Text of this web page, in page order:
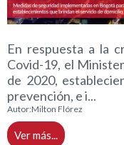
En respuesta a la
Covid-19, el
de 2020,
prevención, e i...
Autor:Milton Flórez
Ver más...